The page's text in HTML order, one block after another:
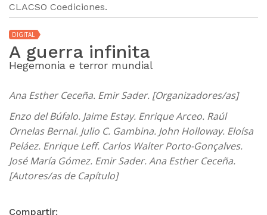
CLACSO Coediciones.
DIGITAL
A guerra infinita
Hegemonia e terror mundial
Ana Esther Ceceña. Emir Sader. [Organizadores/as]
Enzo del Búfalo. Jaime Estay. Enrique Arceo. Raúl
Ornelas Bernal. Julio C. Gambina. John Holloway. Eloísa
Peláez. Enrique Leff. Carlos Walter Porto-Gonçalves.
José María Gómez. Emir Sader. Ana Esther Ceceña.
[Autores/as de Capítulo]
Compartir: